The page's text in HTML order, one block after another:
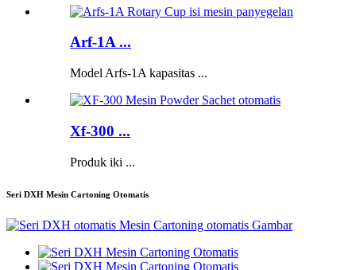
Arf-1A ...
Model Arfs-1A kapasitas ...
Xf-300 ...
Produk iki ...
Seri DXH Mesin Cartoning Otomatis